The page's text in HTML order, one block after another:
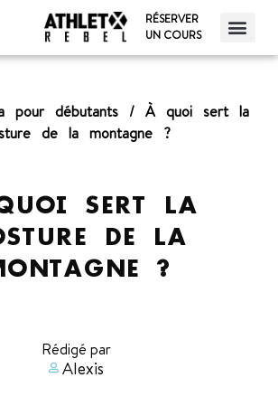
RÉSERVER
UN COURS
pour débutants / À quoi sert la
de la montagne ?
SERT LA
DE LA
?
Rédigé par
Alexis